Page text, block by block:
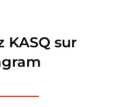
KASQ sur